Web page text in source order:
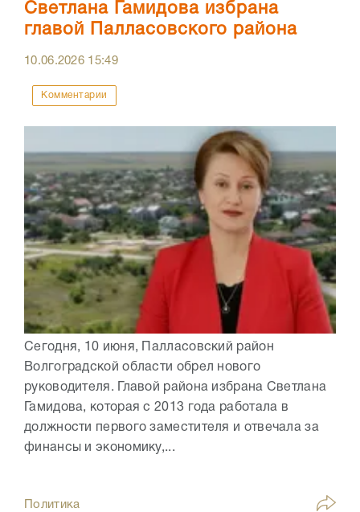
Светлана Гамидова избрана
главой Палласовского района
10.06.2026 15:49
Комментарии
Сегодня, 10 июня, Палласовский район
Волгоградской области обрел нового
руководителя. Главой района избрана Светлана
Гамидова, которая с 2013 года работала в
должности первого заместителя и отвечала за
финансы и экономику,...
Политика